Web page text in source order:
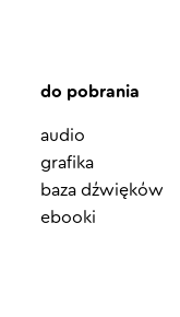
do pobrania
audio
grafika
baza dźwięków
ebooki